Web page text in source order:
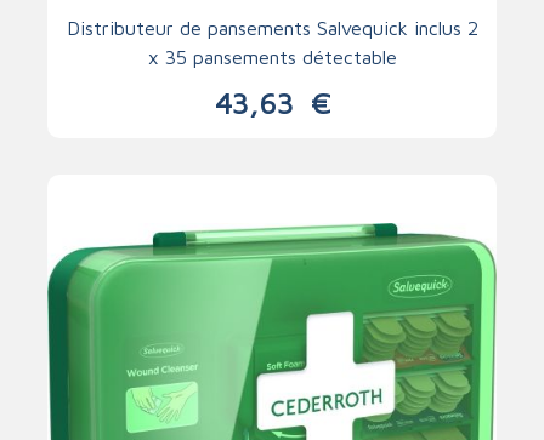
Distributeur de pansements Salvequick inclus 2
x 35 pansements détectable
43,63 €